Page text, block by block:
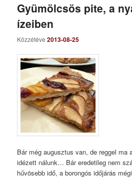
Gyümölcsös pite, a
ízeiben
Közzétéve2013-08-25
Bár még augusztus van, de reggel ma
idézett nálunk… Bár eredetileg nem
hűvösebb idő, a borongós időjárás